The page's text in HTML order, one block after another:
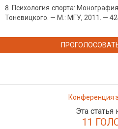
Психология спорта:
Тоневицкого. — М.: МГУ, 2011. —
Конференция
Эта статья
11